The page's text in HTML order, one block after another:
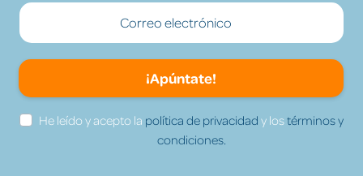
¡Apúntate!
He leído y acepto la política de privacidad y lostérminos y
condiciones.